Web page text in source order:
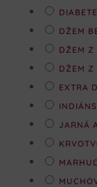
DŽEM
DŽEM Z
DŽEM Z
EXTRA
JARNÁ